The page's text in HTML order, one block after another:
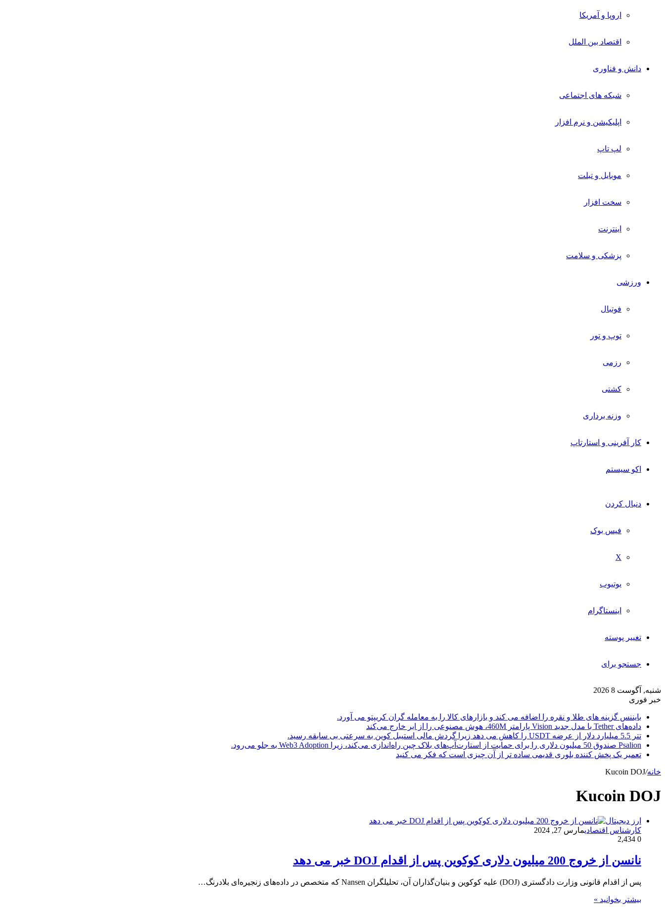
اروپا و آمریکا
اقتصاد بین الملل
دانش و فناوری
شبکه های اجتماعی
اپلیکیشن و نرم افزار
لپ تاپ
موبایل و تبلت
سخت افزار
اینترنت
پزشکی و سلامت
ورزشی
فوتبال
توپ و تور
رزمی
کشتی
وزنه برداری
کار آفرینی و استارتاپ
اکو سیستم
دنبال کردن
فیس بوک
X
یوتیوب
اینستاگرام
تغییر پوسته
جستجو برای
شنبه, آگوست 8 2026
خبر فوری
بایننس گزینه های طلا و نقره را اضافه می کند و بازارهای کالا را به معامله گران کریپتو می آورد.
داده‌های Tether با مدل جدید Vision پارامتر 460M، هوش مصنوعی را از ابر خارج می‌کند
تتر 5.5 میلیارد دلار از عرضه USDT را کاهش می دهد زیرا گردش مالی استیبل کوین به سرعتی بی سابقه رسید.
Psalion صندوق 50 میلیون دلاری را برای حمایت از استارت‌آپ‌های بلاک چین راه‌اندازی می‌کند، زیرا Web3 Adoption به جلو می‌رود.
تعمیر یک پخش کننده بلوری قدیمی ساده تر از آن چیزی است که فکر می کنید
خانه/
Kucoin DOJ
Kucoin DOJ
ارز دیجیتال
کارشناس اقتصادیمارس 27, 2024
0
نانسن از خروج 200 میلیون دلاری کوکوین پس از اقدام DOJ خبر می دهد
پس از اقدام قانونی وزارت دادگستری (DOJ) علیه کوکوین و بنیان‌گذاران آن، تحلیلگران Nansen که متخصص در داده‌های زنجیره‌ای بلادرنگ…
بیشتر بخوانید »